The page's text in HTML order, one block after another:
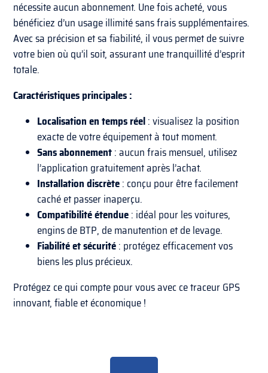
nécessite aucun abonnement. Une fois acheté, vous
bénéficiez d’un usage illimité sans frais supplémentaires.
Avec sa précision et sa fiabilité, il vous permet de suivre
votre bien où qu’il soit, assurant une tranquillité d’esprit
totale.
Caractéristiques principales :
Localisation en temps réel: visualisez la position
exacte de votre équipement à tout moment.
Sans abonnement: aucun frais mensuel, utilisez
l’application gratuitement après l’achat.
Installation discrète: conçu pour être facilement
caché et passer inaperçu.
Compatibilité étendue: idéal pour les voitures,
engins de BTP, de manutention et de levage.
Fiabilité et sécurité: protégez efficacement vos
biens les plus précieux.
Protégez ce qui compte pour vous avec ce traceur GPS
innovant, fiable et économique !